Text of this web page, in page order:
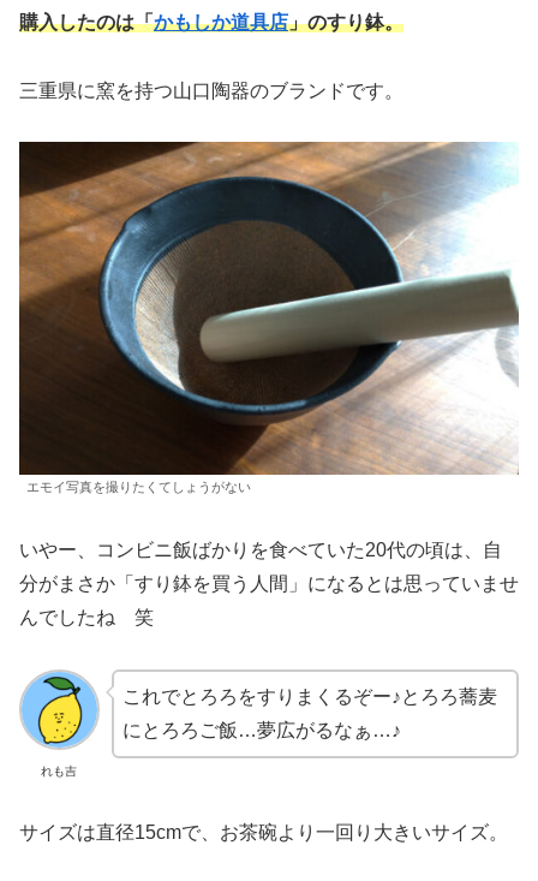
購入したのは「かもしか道具店」のすり鉢。
三重県に窯を持つ山口陶器のブランドです。
エモイ写真を撮りたくてしょうがない
いやー、コンビニ飯ばかりを食べていた20代の頃は、自
分がまさか「すり鉢を買う人間」になるとは思っていませ
んでしたね 笑
れも吉
これでとろろをすりまくるぞー♪とろろ蕎麦
にとろろご飯…夢広がるなぁ…♪
サイズは直径15cmで、お茶碗より一回り大きいサイズ。